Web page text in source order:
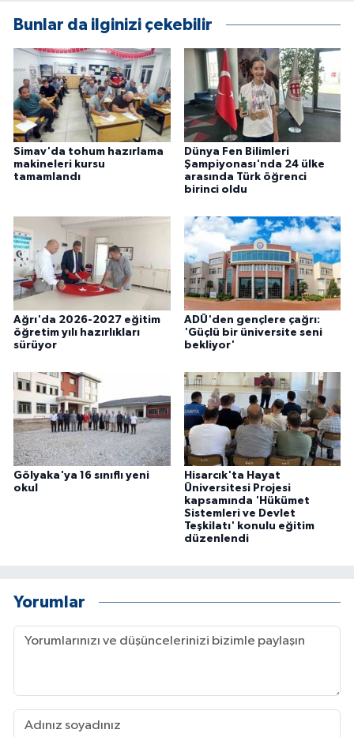
Bunlar da ilginizi çekebilir
Simav'da tohum hazırlama
makineleri kursu
tamamlandı
Dünya Fen Bilimleri
Şampiyonası'nda 24 ülke
arasında Türk öğrenci
birinci oldu
Ağrı'da 2026-2027 eğitim
öğretim yılı hazırlıkları
sürüyor
ADÜ'den gençlere çağrı:
'Güçlü bir üniversite seni
bekliyor'
Gölyaka'ya 16 sınıflı yeni
okul
Hisarcık'ta Hayat
Üniversitesi Projesi
kapsamında 'Hükümet
Sistemleri ve Devlet
Teşkilatı' konulu eğitim
düzenlendi
Yorumlar